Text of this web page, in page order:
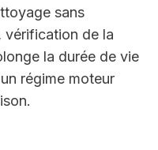
sans
vérification de la
la durée de vie
régime moteur